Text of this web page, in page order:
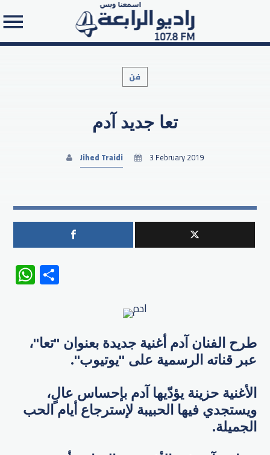
Search in the website:
فن
تعا جديد آدم
Jihed Traidi 3 February 2019
WhatsApp
طرح ​الفنان آدم​ أغنية جديدة بعنوان "تعا"،
عبر قناته الرسمية على "يوتيوب".
الأغنية حزينة يؤدّيها آدم بإحساس عالٍ،
ويستجدي فيها الحبيبة لإسترجاع أيام الحب
الجميلة.